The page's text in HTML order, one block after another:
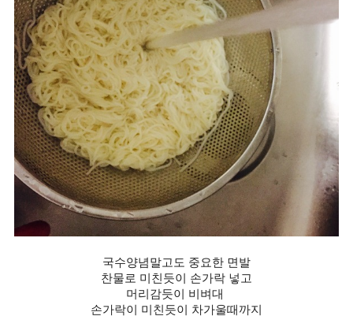
국수양념말고도 중요한 면발
찬물로 미친듯이 손가락 넣고
머리감듯이 비벼대
손가락이 미친듯이 차가울때까지